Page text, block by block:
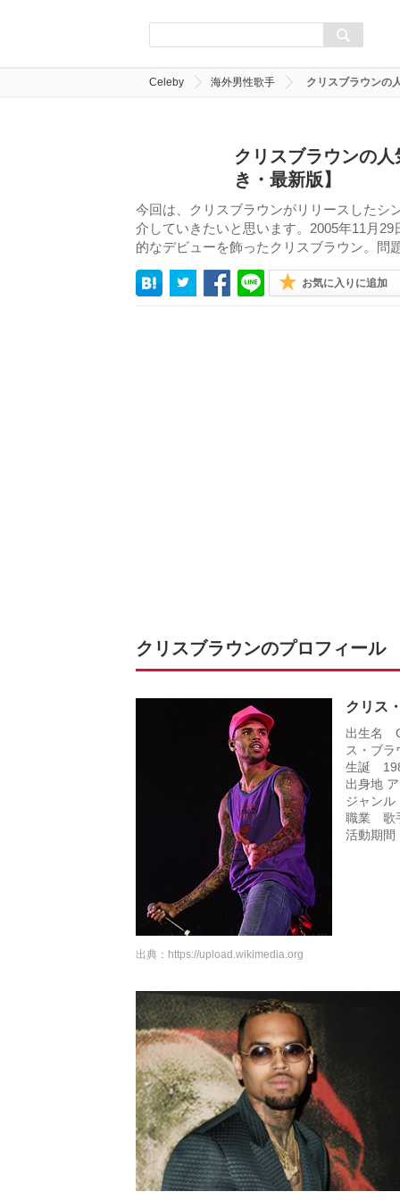
Celeby 海外男性歌手 クリスブラウンの
クリスブラウンの
き・最新版】
今回は、クリスブラウンがリリースしたシ
介していきたいと思います。2005年11月
的なデビューを飾ったクリスブラウン。問
お気に入りに追加
クリスブラウンのプロフィール
クリス
出生名
ス・ブラ
生誕
出身地
ジャン
職業 歌
活動期
出典： https://upload.wikimedia.org